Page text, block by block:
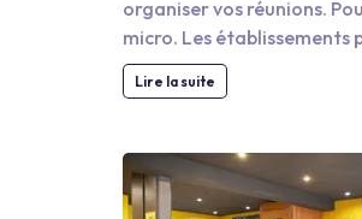
organiser vos réunions.
micro. Les établissements
complète. Sur les fiches
possible des tables.
vous proposent également
détente entre deux
collaborateurs
Lire la suite